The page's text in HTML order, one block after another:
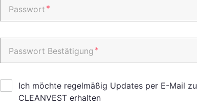
Passwort *
Passwort Bestätigung *
Ich möchte regelmäßig Updates per E-Mail zu
CLEANVEST erhalten